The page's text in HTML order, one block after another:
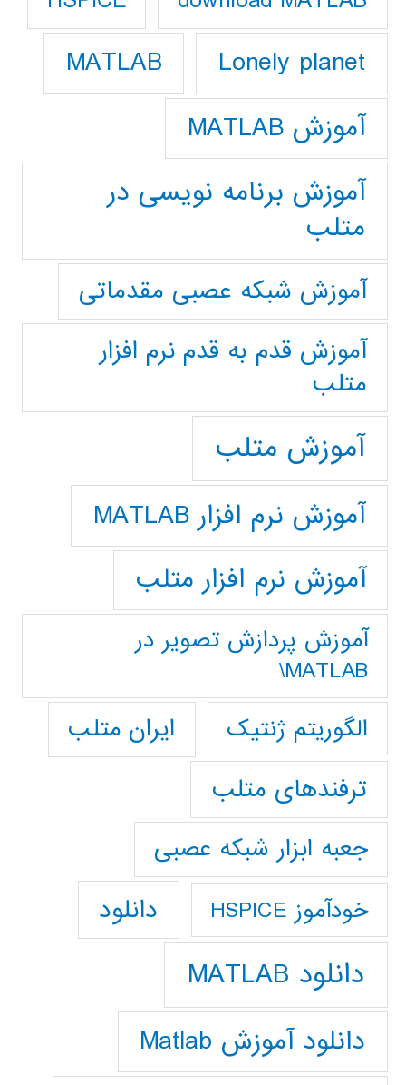
Lonely planet
MATLAB
آموزش MATLAB
آموزش برنامه نویسی در
متلب
آموزش شبکه عصبی مقدماتی
آموزش قدم به قدم نرم افزار
متلب
آموزش متلب
آموزش نرم افزار MATLAB
آموزش نرم افزار متلب
آموزش پردازش تصوير در
MATLAB\
الگوریتم ژنتیک
ایران متلب
ترفندهای متلب
جعبه ابزار شبکه عصبی
خودآموز HSPICE دانلود
دانلود MATLAB
دانلود آموزش Matlab